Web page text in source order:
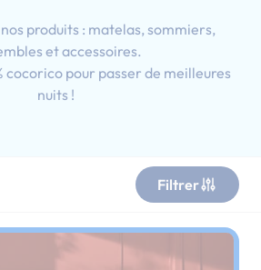
produits : matelas, sommiers,
et accessoires.
cocorico pour passer de meilleures
nuits !
Filtrer